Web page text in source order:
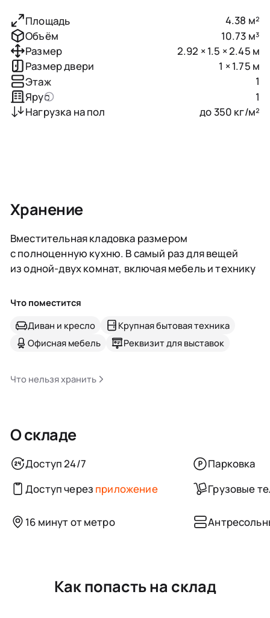
Площадь
4.38 м²
Объём
10.73 м³
Размер
2.92 × 1.5 × 2.45 м
Размер двери
1 × 1.75 м
Этаж
1
Ярус
1
Нагрузка на пол
до 350 кг/м²
Хранение
Вместительная кладовка размером
с полноценную кухню. В самый раз для вещей
из одной-двух комнат, включая мебель и технику
Что поместится
Диван и кресло
Крупная бытовая техника
Офисная мебель
Реквизит для выставок
Что нельзя хранить
О складе
Доступ 24/7
Парковка
Доступ через приложение Грузовые
16 минут от метро
Как попасть на склад